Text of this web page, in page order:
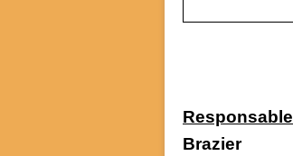
Responsable
Brazier